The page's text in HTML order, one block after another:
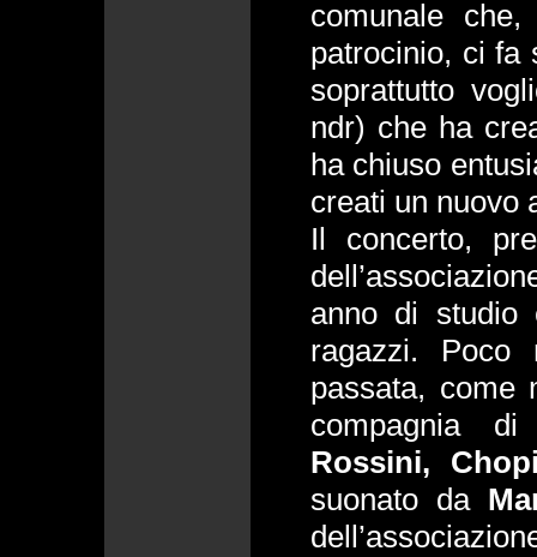
comunale
patrocinio, ci fa
soprattutto
ndr) che ha
ha chiuso
creati un nuovo
Il concerto,
anno di
ragazzi. Poco
passata, come
compagnia
Rossini,
suonato da